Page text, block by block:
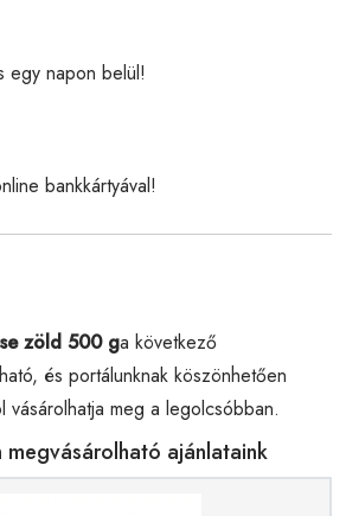
egy napon belül!
bankkártyával!
zöld 500 ga következő
és portálunknak köszönhetően
vásárolhatja meg a legolcsóbban.
megvásárolható ajánlataink